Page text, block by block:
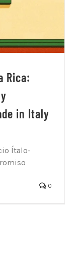
Rica:
in Italy
Ítalo-
0